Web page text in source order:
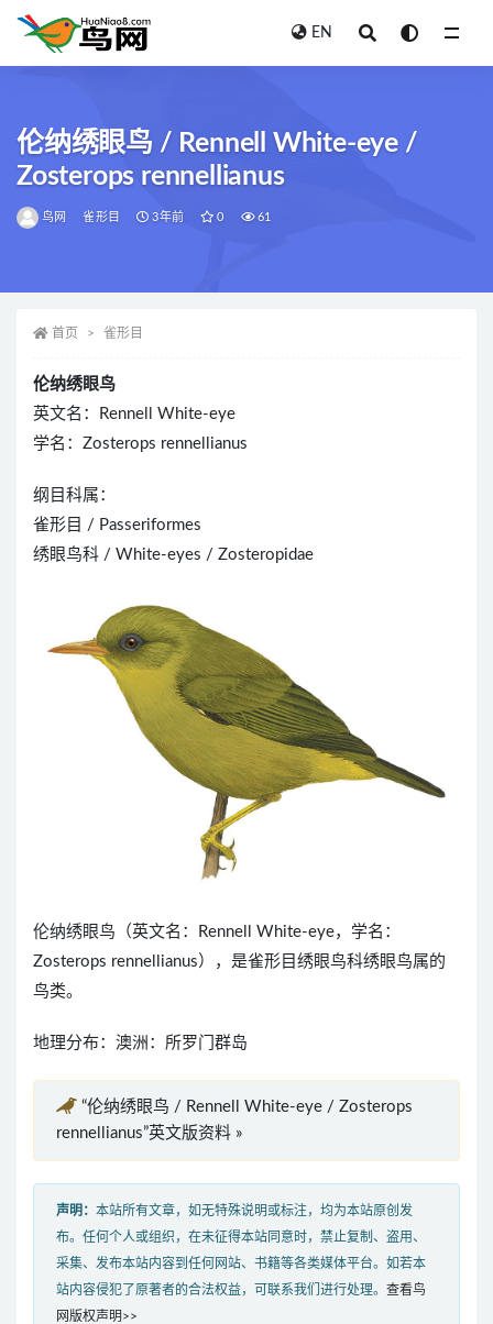
EN
伦纳绣眼鸟 / Rennell White-eye /
Zosterops rennellianus
鸟网 雀形目 3年前 0 61
首页 雀形目
伦纳绣眼鸟
英文名：Rennell White-eye
学名：Zosterops rennellianus
纲目科属：
雀形目 / Passeriformes
绣眼鸟科 / White-eyes / Zosteropidae
伦纳绣眼鸟（英文名：Rennell White-eye，学名：
Zosterops rennellianus），是雀形目绣眼鸟科绣眼鸟属的
鸟类。
地理分布：澳洲：所罗门群岛
“伦纳绣眼鸟 / Rennell White-eye / Zosterops
rennellianus”英文版资料 »
声明： 本站所有文章，如无特殊说明或标注，均为本站原创发
布。任何个人或组织，在未征得本站同意时，禁止复制、盗用、
采集、发布本站内容到任何网站、书籍等各类媒体平台。如若本
站内容侵犯了原著者的合法权益，可联系我们进行处理。 查看鸟
网版权声明>>